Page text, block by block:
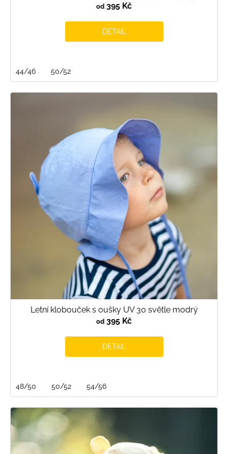
od 395 Kč
DETAIL
44/46 50/52
Letní klobouček s oušky UV 30 světle modrý
od 395 Kč
DETAIL
48/50 50/52 54/56